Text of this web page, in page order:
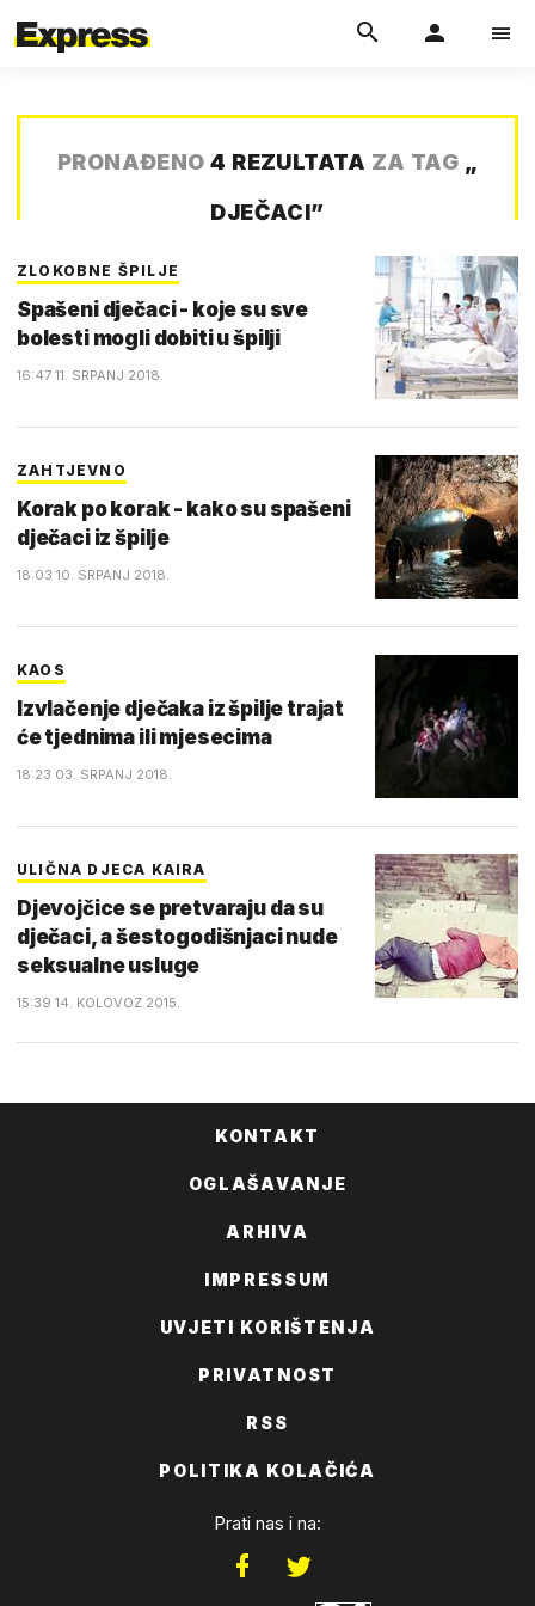
PRONAĐENO 4 REZULTATA ZA TAG „
DJEČACI”
ZLOKOBNE ŠPILJE
Spašeni dječaci - koje su sve
bolesti mogli dobiti u špilji
16:47 11. SRPANJ 2018.
ZAHTJEVNO
Korak po korak - kako su spašeni
dječaci iz špilje
18:03 10. SRPANJ 2018.
KAOS
Izvlačenje dječaka iz špilje trajat
će tjednima ili mjesecima
18:23 03. SRPANJ 2018.
ULIČNA DJECA KAIRA
Djevojčice se pretvaraju da su
dječaci, a šestogodišnjaci nude
seksualne usluge
15:39 14. KOLOVOZ 2015.
KONTAKT
OGLAŠAVANJE
ARHIVA
IMPRESSUM
UVJETI KORIŠTENJA
PRIVATNOST
RSS
POLITIKA KOLAČIĆA
Prati nas i na: